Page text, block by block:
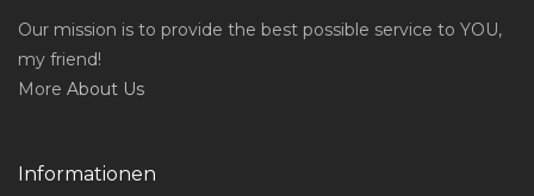
Our mission is to provide the best possible service to YOU,
my friend!
More About Us
Informationen